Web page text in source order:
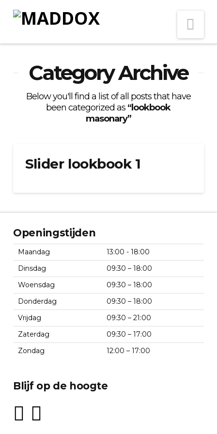
Category Archive
Below you'll find a list of all posts that have
been categorized as “lookbook
masonary”
Slider lookbook 1
Openingstijden
Maandag
13:00 - 18:00
Dinsdag
09:30 – 18:00
Woensdag
09:30 – 18:00
Donderdag
09:30 – 18:00
Vrijdag
09:30 – 21:00
Zaterdag
09:30 – 17:00
Zondag
12:00 – 17:00
Blijf op de hoogte